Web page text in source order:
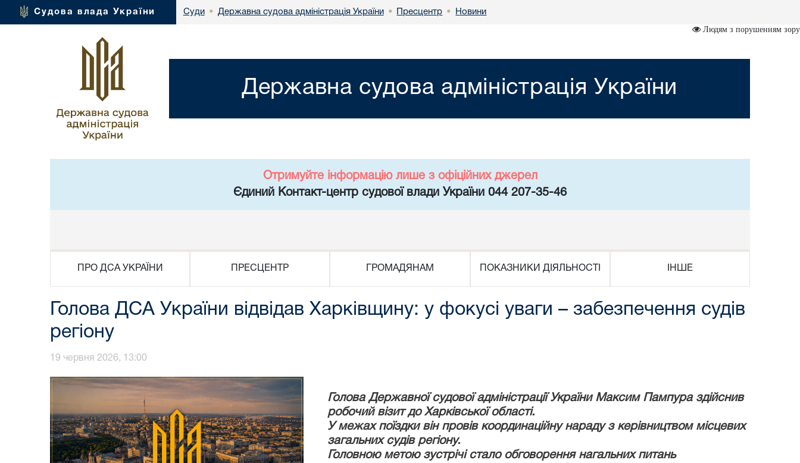
Судова влада України Суди • Державна судова адміністрація України • Пресцентр • Новини
Людям з порушенням зору
Державна судова адміністрація України
Отримуйте інформацію лише з офіційних джерел
Єдиний Контакт-центр судової влади України 044 207-35-46
ПРО ДСА УКРАЇНИ ПРЕСЦЕНТР ГРОМАДЯНАМ ПОКАЗНИКИ ДІЯЛЬНОСТІ ІНШЕ
Голова ДСА України відвідав Харківщину: у фокусі уваги – забезпечення судів
регіону
19 червня 2026, 13:00
Голова Державної судової адміністрації України Максим Пампура здійснив
робочий візит до Харківської області.
У межах поїздки він провів координаційну нараду з керівництвом місцевих
загальних судів регіону.
Головною метою зустрічі стало обговорення нагальних питань